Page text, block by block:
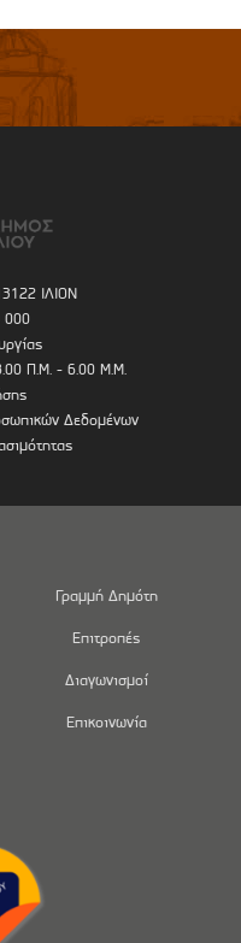
ΙΛΙΟΝ
000
Π.Μ. - 6.00 Μ.Μ.
Δεδομένων
Γραμμή Δημότη
Επιτροπές
Διαγωνισμοί
Επικοινωνία